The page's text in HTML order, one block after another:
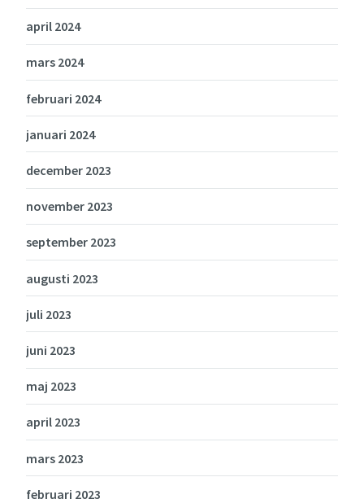
april 2024
mars 2024
februari 2024
januari 2024
december 2023
november 2023
september 2023
augusti 2023
juli 2023
juni 2023
maj 2023
april 2023
mars 2023
februari 2023